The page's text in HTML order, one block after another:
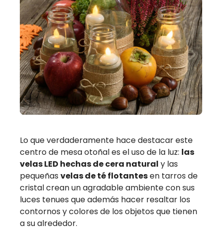
Lo que verdaderamente hace destacar este
centro de mesa otoñal es el uso de la luz: las
velas LED hechas de cera natural y las
pequeñas velas de té flotantesen tarros de
cristal crean un agradable ambiente con sus
luces tenues que además hacer resaltar los
contornos y colores de los objetos que tienen
a su alrededor.